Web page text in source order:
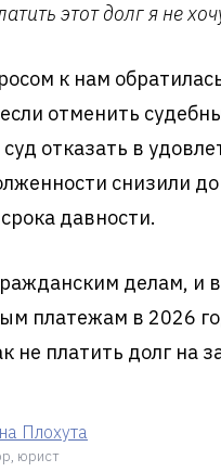
этот долг я не
к нам
отменить
отказать в
снизили до
давности.
делам, и
платежам в 2026
не платить долг на
Плохута
юрист